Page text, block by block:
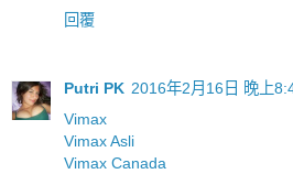
回覆
Putri PK 2016年2月16日 晚上
Vimax
Vimax Asli
Vimax Canada